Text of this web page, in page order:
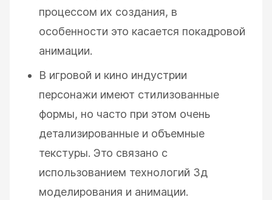
процессом их создания, в
особенности это касается покадровой
анимации.
В игровой и кино индустрии
персонажи имеют стилизованные
формы, но часто при этом очень
детализированные и объемные
текстуры. Это связано с
использованием технологий 3д
моделирования и анимации.